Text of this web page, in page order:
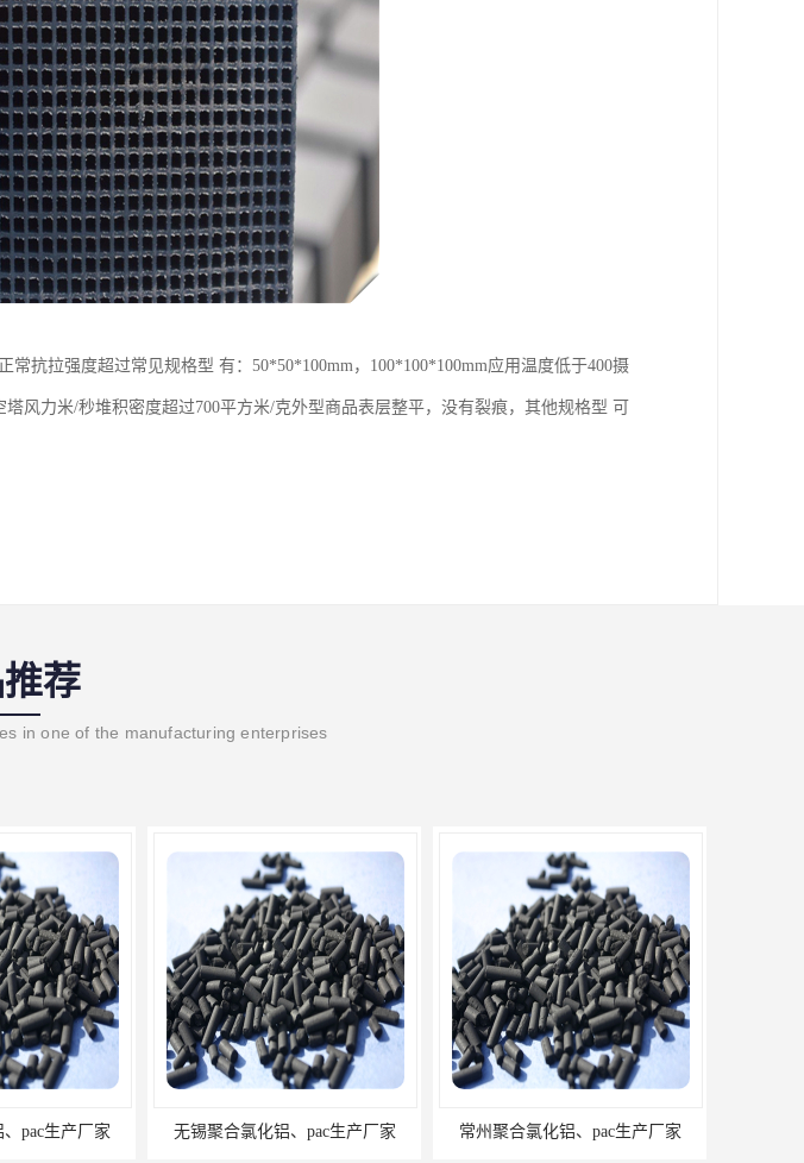
抗拉强度超过常见规格型 有：50*50*100mm，100*100*100mm应用温度低于400摄
风力米/秒堆积密度超过700平方米/克外型商品表层整平，没有裂痕，其他规格型 可
荐
in one of the manufacturing enterprises
锡聚合氯化铝、pac生产厂家 常州聚合氯化铝、pac生产厂家